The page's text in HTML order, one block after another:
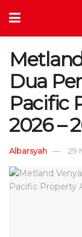
Dua
Pacific
2026 –
Albarsyah 29